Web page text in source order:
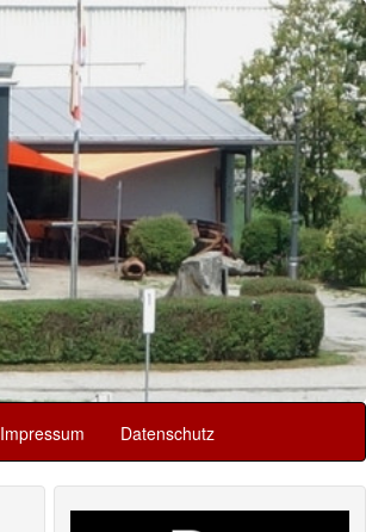
Impressum Datenschutz